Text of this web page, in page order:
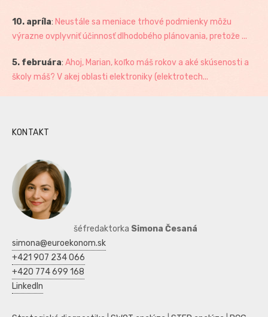
10. apríla: Neustále sa meniace trhové podmienky môžu
výrazne ovplyvniť účinnosť dlhodobého plánovania, pretože ...
5. februára: Ahoj, Marian, koľko máš rokov a aké skúsenosti a
školy máš? V akej oblasti elektroniky (elektrotech...
KONTAKT
šéfredaktorka Simona Česaná
simona@euroekonom.sk
+421 907 234 066
+420 774 699 168
LinkedIn